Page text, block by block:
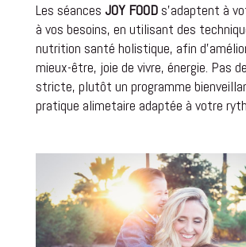
Les séances JOY FOOD s’adaptent à
à vos besoins, en utilisant des
nutrition santé holistique, afin
mieux-être, joie de vivre, énergie. Pas
stricte, plutôt un programme
pratique alimetaire adaptée à votre